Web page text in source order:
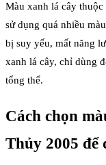
Màu xanh lá cây
sử dụng quá nhiều
bị suy yếu, mất năng
xanh lá cây, chỉ dùng
tổng thể.
Cách chọn
Thủy 2005 để